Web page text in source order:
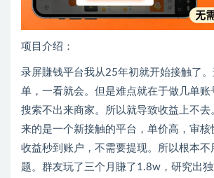
项目介绍：
录屏賺钱平台我从25年初就开始接触了
单，一看就会。但是难点就在于做几单账
搜索不出来商家。所以就导致收益上不去
来的是一个新接触的平台，单价高，审核
收益秒到账户，不需要提现。所以根本不
题。群友玩了三个月賺了1.8w，研究出